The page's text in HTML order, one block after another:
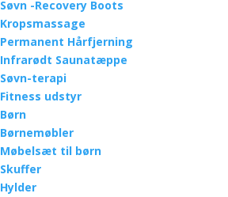
Søvn -Recovery Boots
Kropsmassage
Permanent Hårfjerning
Infrarødt Saunatæppe
Søvn-terapi
Fitness udstyr
Børn
Børnemøbler
Møbelsæt til børn
Skuffer
Hylder